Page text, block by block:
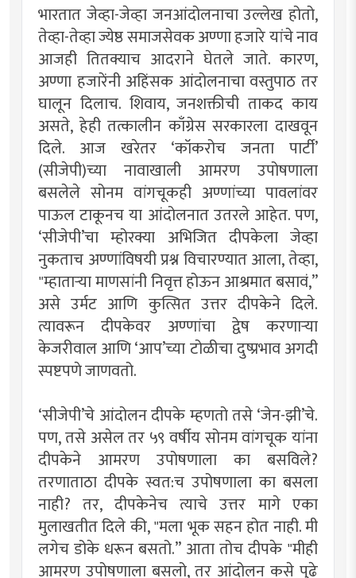
भारतात जेव्हा-जेव्हा जनआंदोलनाचा उल्लेख होतो,
तेव्हा-तेव्हा ज्येष्ठ समाजसेवक अण्णा हजारे यांचे नाव
आजही तितक्याच आदराने घेतले जाते. कारण,
अण्णा हजारेंनी अहिंसक आंदोलनाचा वस्तुपाठ तर
घालून दिलाच. शिवाय, जनशक्तीची ताकद काय
असते, हेही तत्कालीन काँग्रेस सरकारला दाखवून
दिले. आज खरेतर ‘कॉकरोच जनता पार्टी’
(सीजेपी)च्या नावाखाली आमरण उपोषणाला
बसलेले सोनम वांगचूकही अण्णांच्या पावलांवर
पाऊल टाकूनच या आंदोलनात उतरले आहेत. पण,
‘सीजेपी’चा म्होरक्या अभिजित दीपकेला जेव्हा
नुकताच अण्णांविषयी प्रश्न विचारण्यात आला, तेव्हा,
"म्हातार्‍या माणसांनी निवृत्त होऊन आश्रमात बसावं,”
असे उर्मट आणि कुत्सित उत्तर दीपकेने दिले.
त्यावरून दीपकेवर अण्णांचा द्वेष करणार्‍या
केजरीवाल आणि ‘आप’च्या टोळीचा दुष्प्रभाव अगदी
स्पष्टपणे जाणवतो.
‘सीजेपी’चे आंदोलन दीपके म्हणतो तसे ‘जेन-झी’चे.
पण, तसे असेल तर ५९ वर्षीय सोनम वांगचूक यांना
दीपकेने आमरण उपोषणाला का बसविले?
तरणाताठा दीपके स्वत:च उपोषणाला का बसला
नाही? तर, दीपकेनेच त्याचे उत्तर मागे एका
मुलाखतीत दिले की, "मला भूक सहन होत नाही. मी
लगेच डोके धरून बसतो.” आता तोच दीपके "मीही
आमरण उपोषणाला बसलो, तर आंदोलन कसे पुढे